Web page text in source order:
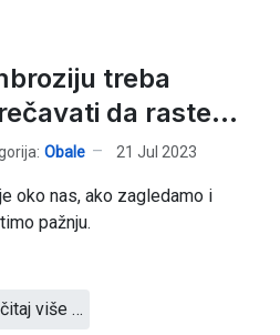
treba
da raste...
Obale 21 Jul 2023
oko nas, ako zagledamo i
pažnju.
više …